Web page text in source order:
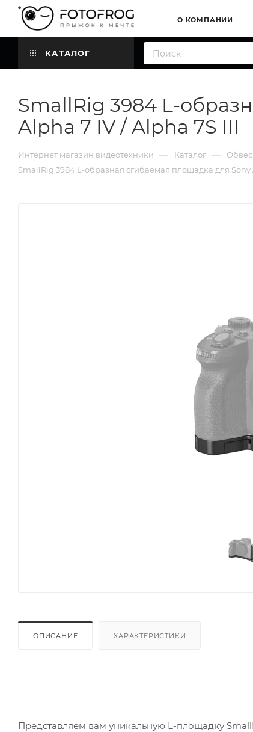
О КОМПАНИИ
КАТАЛОГ
SmallRig 3984 L-
Alpha 7 IV / Alpha 7S III
Интернет магазин видеотехники — Каталог —
SmallRig 3984 L-образная сгибаемая площадка для Sony
ОПИСАНИЕ ХАРАКТЕРИСТИКИ
Представляем вам уникальную L-площадку